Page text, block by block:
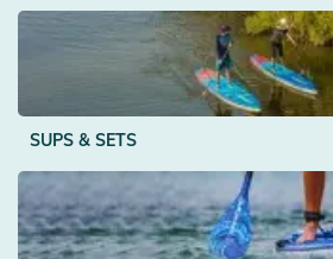
SUPS & SETS